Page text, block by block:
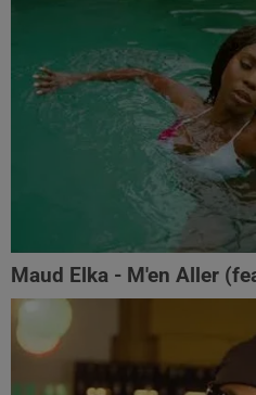
Maud Elka - M'en Aller